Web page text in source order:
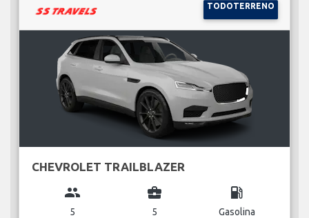
TODOTERRENO
CHEVROLET TRAILBLAZER
group
5
business_center
5
local_gas_station
Gasolina